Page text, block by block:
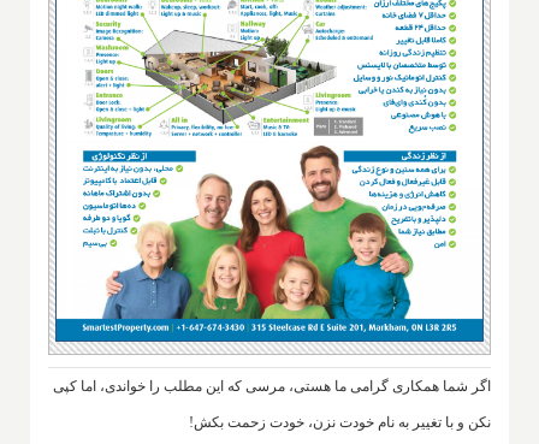
اگر شما همکاری گرامی ما هستی، مرسی که این مطلب را خواندی، اما کپی
نکن و با تغییر به نام خودت نزن، خودت زحمت بکش!